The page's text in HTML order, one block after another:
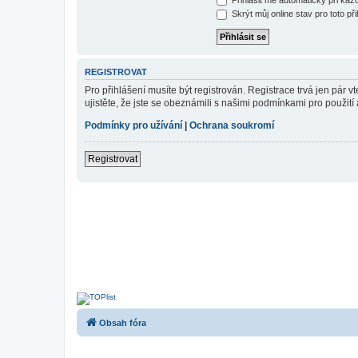
Skrýt můj online stav pro toto
REGISTROVAT
Pro přihlášení musíte být registrován. Registrace trvá jen pár
ujistěte, že jste se obeznámili s našimi podmínkami pro
Podmínky pro užívání
Ochrana soukromí
Registrovat
Obsah fóra